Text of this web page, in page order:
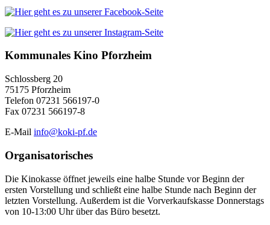
Kommunales Kino Pforzheim
Schlossberg 20
75175 Pforzheim
Telefon 07231 566197-0
Fax 07231 566197-8
E-Mail info@koki-pf.de
Organisatorisches
Die Kinokasse öffnet jeweils eine halbe Stunde vor Beginn der
ersten Vorstellung und schließt eine halbe Stunde nach Beginn der
letzten Vorstellung. Außerdem ist die Vorverkaufskasse Donnerstags
von 10-13:00 Uhr über das Büro besetzt.